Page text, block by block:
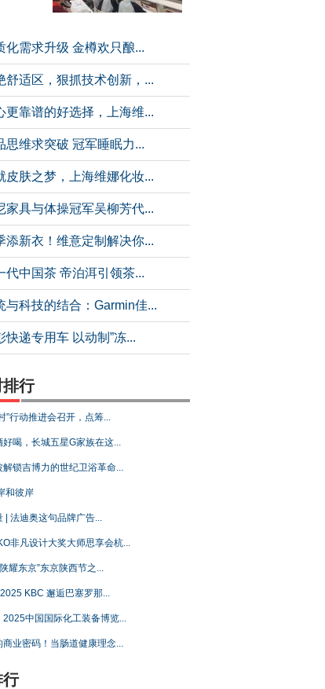
化需求升级 金樽欢只酿...
舒适区，狠抓技术创新，...
更靠谱的好选择，上海维...
思维求突破 冠军睡眠力...
皮肤之梦，上海维娜化妆...
家具与体操冠军吴柳芳代...
添新衣！维意定制解决你...
代中国茶 帝泊洱引领茶...
与科技的结合：Garmin佳...
快递专用车 以动制”冻...
排行
”行动推进会召开，点筹...
好喝，长城五星G家族在这...
解锁吉博力的世纪卫浴革命...
和彼岸
| 法迪奥这句品牌广告...
非凡设计大奖大师思享会杭...
耀东京”东京陕西节之...
KBC 邂逅巴塞罗那...
2025中国国际化工装备博览...
商业密码！当肠道健康理念...
行